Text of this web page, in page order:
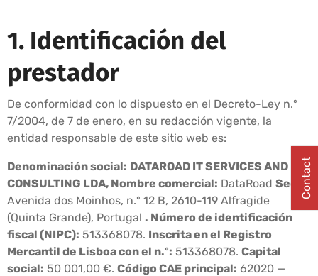
1. Identificación del
prestador
De conformidad con lo dispuesto en el Decreto-Ley n.º
7/2004, de 7 de enero, en su redacción vigente, la
entidad responsable de este sitio web es:
Denominación social: DATAROAD IT SERVICES AND
CONSULTING LDA, Nombre comercial: DataRoad Sede:
Avenida dos Moinhos, n.º 12 B, 2610-119 Alfragide
(Quinta Grande), Portugal . Número de identificación
fiscal (NIPC): 513368078. Inscrita en el Registro
Mercantil de Lisboa con el n.º: 513368078. Capital
social: 50 001,00 €. Código CAE principal: 62020 —
Contact